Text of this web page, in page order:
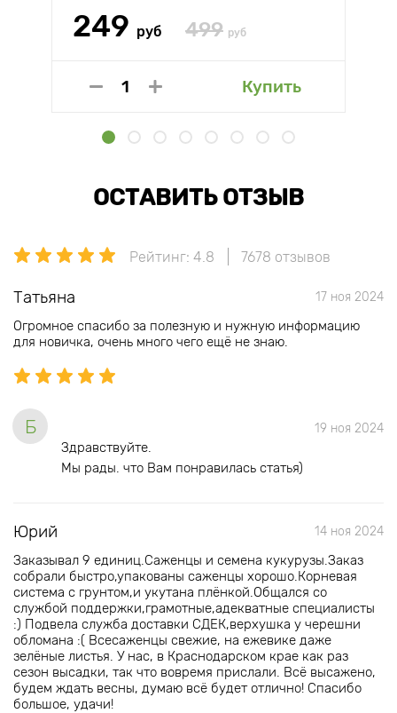
249 руб 499 руб
Купить
ОСТАВИТЬ ОТЗЫВ
Рейтинг: 4.8 7678 отзывов
Татьяна 17 ноя 2024
Огромное спасибо за полезную и нужную информацию
для новичка, очень много чего ещё не знаю.
Б 19 ноя 2024
Здравствуйте.
Мы рады. что Вам понравилась статья)
Юрий 14 ноя 2024
Заказывал 9 единиц.Саженцы и семена кукурузы.Заказ
собрали быстро,упакованы саженцы хорошо.Корневая
система с грунтом,и укутана плёнкой.Общался со
службой поддержки,грамотные,адекватные специалисты
:) Подвела служба доставки СДЕК,верхушка у черешни
обломана :( Всесаженцы свежие, на ежевике даже
зелёные листья. У нас, в Краснодарском крае как раз
сезон высадки, так что вовремя прислали. Всё высажено,
будем ждать весны, думаю всё будет отлично! Спасибо
большое, удачи!